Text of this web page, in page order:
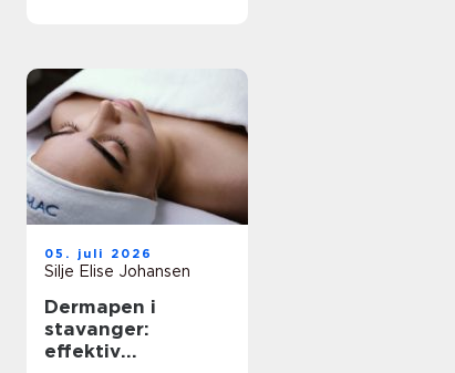
05. juli 2026
Silje Elise Johansen
Dermapen i
stavanger:
effektiv